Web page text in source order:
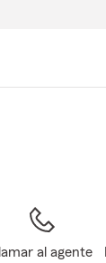
al agente